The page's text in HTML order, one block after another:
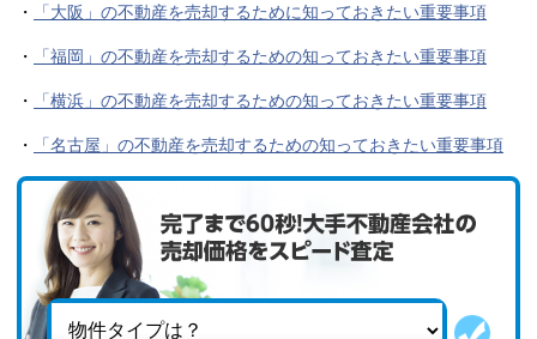
・ 「大阪」の不動産を売却するために知っておきたい重要事項
・ 「福岡」の不動産を売却するための知っておきたい重要事項
・ 「横浜」の不動産を売却するための知っておきたい重要事項
・ 「名古屋」の不動産を売却するための知っておきたい重要事項